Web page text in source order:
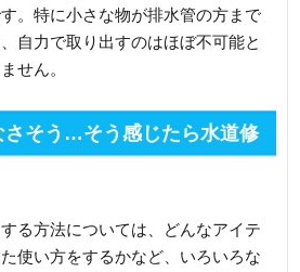
。特に小さな物が排水管の方まで
自力で取り出すのはほぼ不可能と
せん。
さそう…そう感じたら水道修
る方法については、どんなアイテ
使い方をするかなど、いろいろな